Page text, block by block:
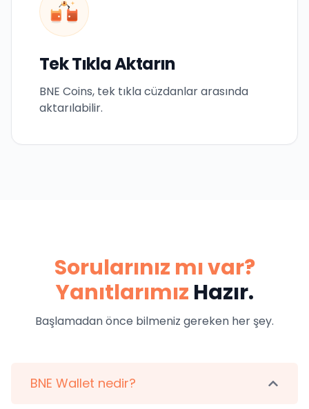
B
Tek Tıkla Aktarın
BNE Coins, tek tıkla cüzdanlar arasında
aktarılabilir.
Sorularınız mı var?
Yanıtlarımız Hazır.
Başlamadan önce bilmeniz gereken her şey.
BNE Wallet nedir?